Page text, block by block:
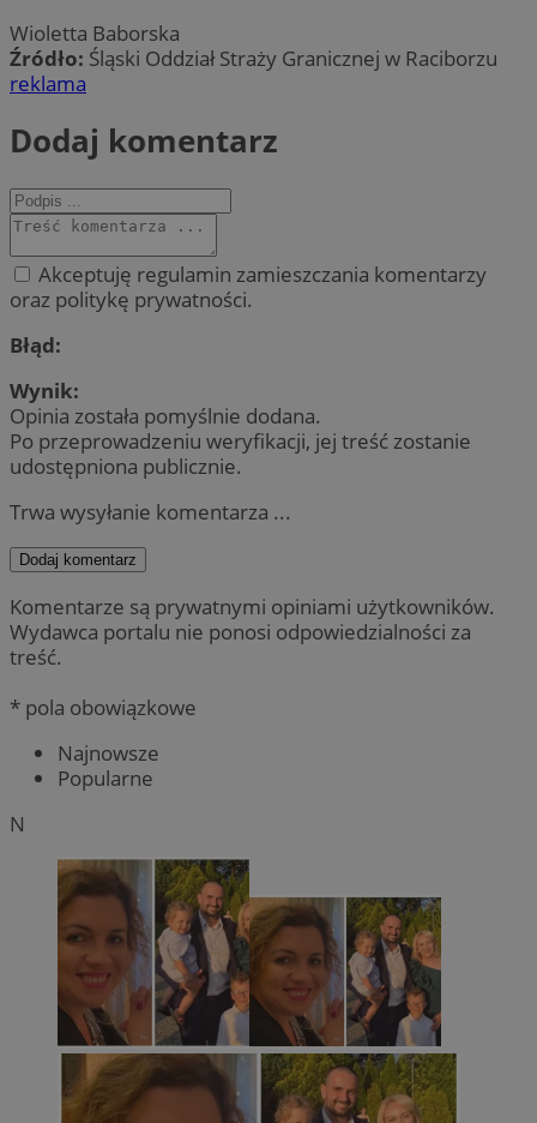
Wioletta Baborska
Źródło: Śląski Oddział Straży Granicznej w Raciborzu
reklama
Dodaj komentarz
Akceptuję regulamin zamieszczania komentarzy
oraz politykę prywatności.
Błąd:
Wynik:
Opinia została pomyślnie dodana.
Po przeprowadzeniu weryfikacji, jej treść zostanie
udostępniona publicznie.
Trwa wysyłanie komentarza ...
Dodaj komentarz
Komentarze są prywatnymi opiniami użytkowników.
Wydawca portalu nie ponosi odpowiedzialności za
treść.
* pola obowiązkowe
Najnowsze
Popularne
N